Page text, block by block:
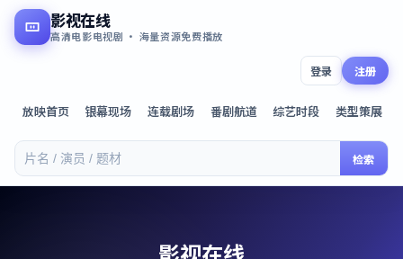
影视在线
高清电影电视剧 · 海量资源免费播放
放映首页 银幕现场 连载剧场 番剧航道 综艺时段 类型策展
检索
登录 注册